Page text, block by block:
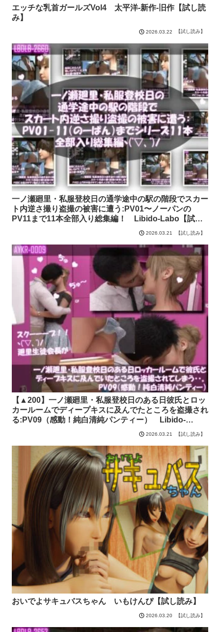
エッチな乳首ガールズVol4 太平洋-新作-旧作【試し読
み】
2026.03.22 【試し読み】
一ノ瀬廻里・私服登校日の通学途中の駅の階段でスカー
ト内逆さ撮り盗撮の被害に遭う:PV01〜ノーパンの
PV11まで11本全部入り総集編！ Libido-Labo【試し
2026.03.21 【試し読み】
【▲200】一ノ瀬廻里・私服登校日のある日彼氏とロッ
カールームでディープキスに及んでたところを盗撮され
る:PV09（感動！純白清純パンティー） Libido-
2026.03.21 【試し読み】
おいでよサキュバスちゃん いもけんぴ【試し読み】
2026.03.20 【試し読み】